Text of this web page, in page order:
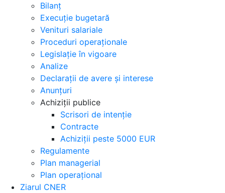
Bilanț
Execuție bugetară
Venituri salariale
Proceduri operaționale
Legislație în vigoare
Analize
Declarații de avere și interese
Anunțuri
Achiziții publice
Scrisori de intenție
Contracte
Achiziții peste 5000 EUR
Regulamente
Plan managerial
Plan operațional
Ziarul CNER